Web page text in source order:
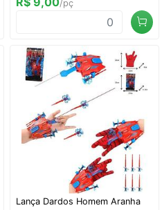
/pç
Lança Dardos Homem Aranha